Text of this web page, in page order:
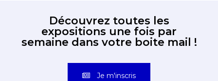
Découvrez toutes les
expositions une fois par
semaine dans votre boite mail !
Je m'inscris